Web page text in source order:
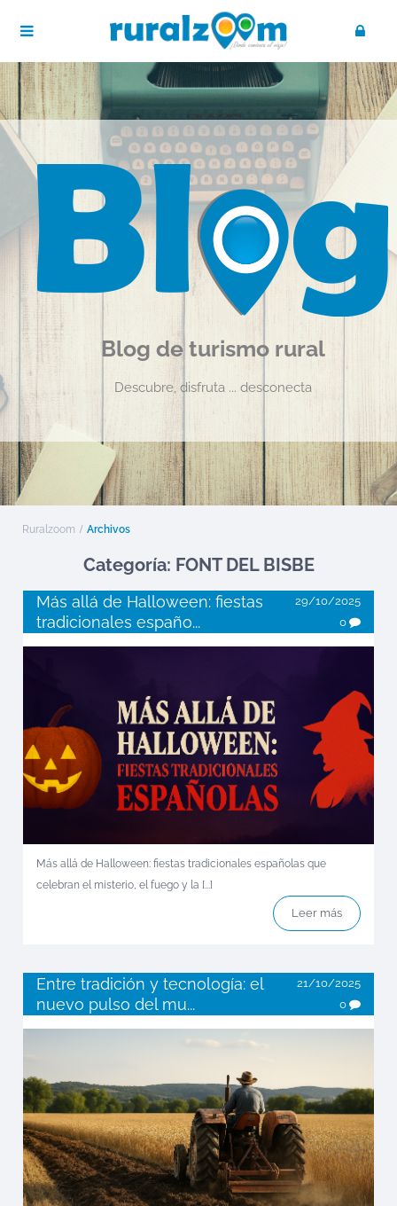
Blog de turismo rural
Descubre, disfruta ... desconecta
Ruralzoom Archivos
Categoría: FONT DEL BISBE
Más allá de Halloween: fiestas
tradicionales españo...
29/10/2025
0
Más allá de Halloween: fiestas tradicionales españolas que
celebran el misterio, el fuego y la [...]
Leer más
Entre tradición y tecnología: el
nuevo pulso del mu...
21/10/2025
0